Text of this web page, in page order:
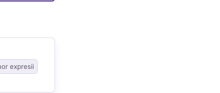
expresii